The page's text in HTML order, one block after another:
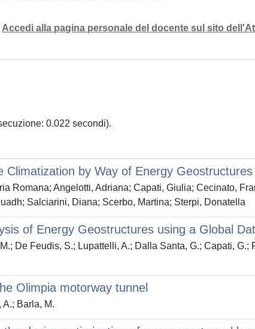
Accedi alla pagina personale del docente sul sito
0.022 secondi).
Climatization by Way of Energy
Romana; Angelotti, Adriana; Capati, Giulia; Cecinato,
Salciarini, Diana; Scerbo, Martina; Sterpi, Donatella
of Energy Geostructures using a Global
De Feudis, S.; Lupattelli, A.; Dalla Santa, G.; Capati,
Olimpia motorway tunnel
Barla, M.